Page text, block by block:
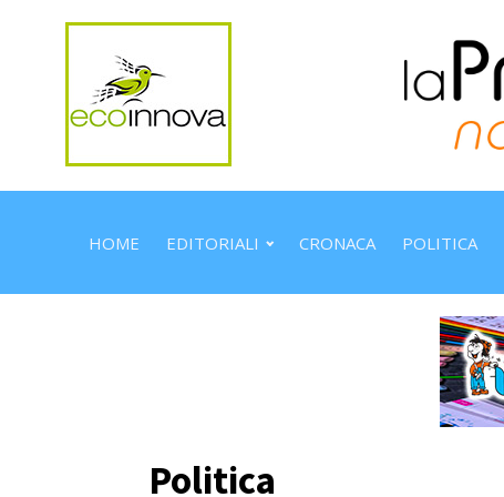
HOME EDITORIALI CRONACA POLITICA
Politica